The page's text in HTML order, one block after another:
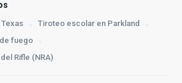
Texas
Tiroteo escolar en Parkland
fuego
Rifle (NRA)